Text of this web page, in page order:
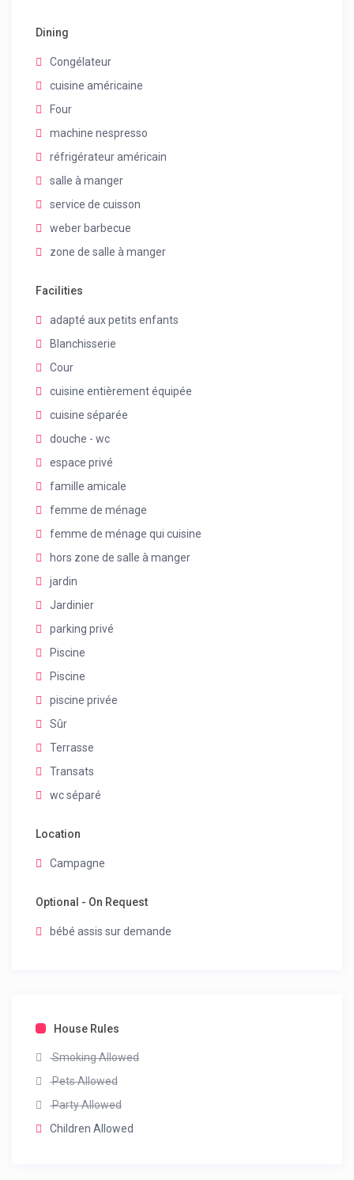
Dining
Congélateur
cuisine américaine
Four
machine nespresso
réfrigérateur américain
salle à manger
service de cuisson
weber barbecue
zone de salle à manger
Facilities
adapté aux petits enfants
Blanchisserie
Cour
cuisine entièrement équipée
cuisine séparée
douche - wc
espace privé
famille amicale
femme de ménage
femme de ménage qui cuisine
hors zone de salle à manger
jardin
Jardinier
parking privé
Piscine
Piscine
piscine privée
Sûr
Terrasse
Transats
wc séparé
Location
Campagne
Optional - On Request
bébé assis sur demande
House Rules
Smoking Allowed
Pets Allowed
Party Allowed
Children Allowed